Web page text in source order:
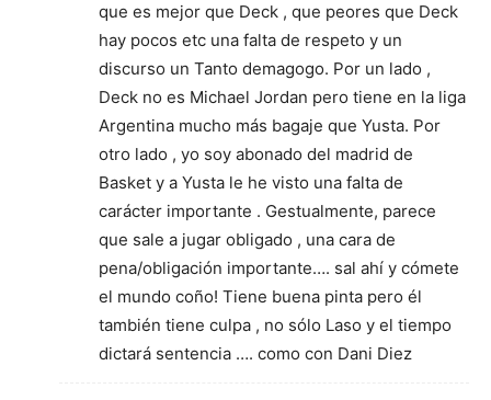
que es mejor que Deck , que peores que Deck
hay pocos etc una falta de respeto y un
discurso un Tanto demagogo. Por un lado ,
Deck no es Michael Jordan pero tiene en la liga
Argentina mucho más bagaje que Yusta. Por
otro lado , yo soy abonado del madrid de
Basket y a Yusta le he visto una falta de
carácter importante . Gestualmente, parece
que sale a jugar obligado , una cara de
pena/obligación importante…. sal ahí y cómete
el mundo coño! Tiene buena pinta pero él
también tiene culpa , no sólo Laso y el tiempo
dictará sentencia …. como con Dani Diez